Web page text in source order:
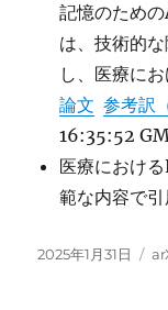
記憶のため
は、技術的
し、医療に
論文 参考訳
16:35:52
医療におけ
範な内容で
投
2025年1月31日
カ